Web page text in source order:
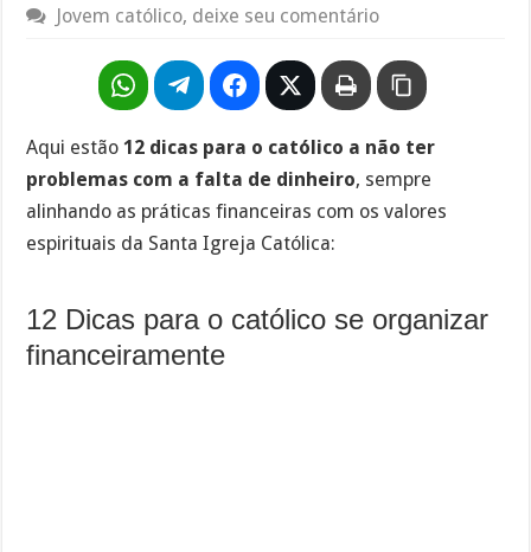
Jovem católico, deixe seu comentário
Aqui estão12 dicas para o católico a não ter
problemas com a falta de dinheiro, sempre
alinhando as práticas financeiras com os valores
espirituais da Santa Igreja Católica:
12 Dicas para o católico se organizar
financeiramente